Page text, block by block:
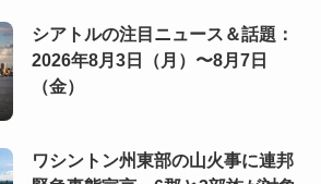
シアトルの注目ニュース＆話題：
2026年8月3日（月）〜8月7日
（金）
ワシントン州東部の山火事に連邦